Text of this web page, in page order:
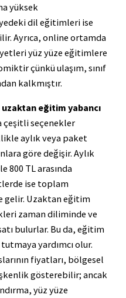
yüksek
dil eğitimleri ise
Ayrıca, online ortamda
yüz yüze eğitimlere
çünkü ulaşım, sınıf
kalkmıştır.
uzaktan eğitim yabancı
çeşitli seçenekler
aylık veya paket
göre değişir. Aylık
800 TL arasında
ise toplam
gelir. Uzaktan eğitim
zaman diliminde ve
bulurlar. Bu da, eğitim
yardımcı olur.
fiyatları, bölgesel
gösterebilir; ancak
yüz yüze